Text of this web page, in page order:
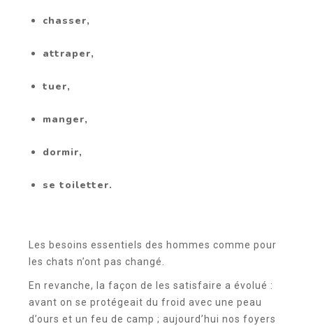
chasser,
attraper,
tuer,
manger,
dormir,
se toiletter.
Les besoins essentiels des hommes comme pour
les chats n’ont pas changé.
En revanche, la façon de les satisfaire a évolué :
avant on se protégeait du froid avec une peau
d’ours et un feu de camp ; aujourd’hui nos foyers